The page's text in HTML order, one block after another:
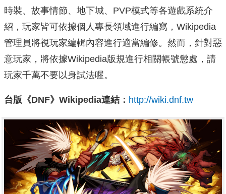
時裝、故事情節、地下城、PVP模式等各遊戲系統介
紹，玩家皆可依據個人專長領域進行編寫，Wikipedia
管理員將視玩家編輯內容進行適當編修。然而，針對惡
意玩家，將依據Wikipedia版規進行相關帳號懲處，請
玩家千萬不要以身試法喔。
台版《DNF》Wikipedia連結： http://wiki.dnf.tw